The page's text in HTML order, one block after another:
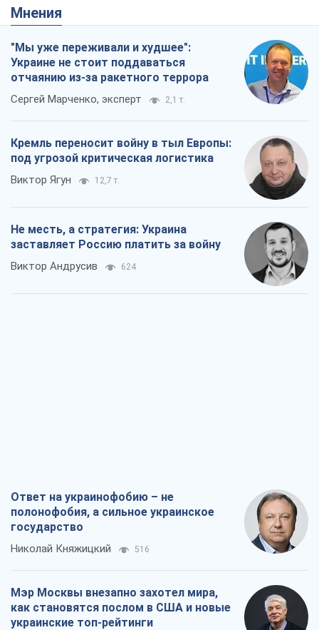
Мнения
"Мы уже переживали и худшее":
Украине не стоит поддаваться
отчаянию из-за ракетного террора
Сергей Марченко, эксперт 2,1 т.
Кремль переносит войну в тыл Европы:
под угрозой критическая логистика
Виктор Ягун 12,7 т.
Не месть, а стратегия: Украина
заставляет Россию платить за войну
Виктор Андрусив 624
Ответ на украинофобию – не
полонофобия, а сильное украинское
государство
Николай Княжицкий 516
Мэр Москвы внезапно захотел мира,
как становятся послом в США и новые
украинские топ-рейтинги